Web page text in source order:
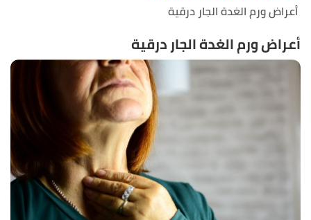
أعراض ورم الغدة الجار درقية
أعراض ورم الغدة الجار درقية